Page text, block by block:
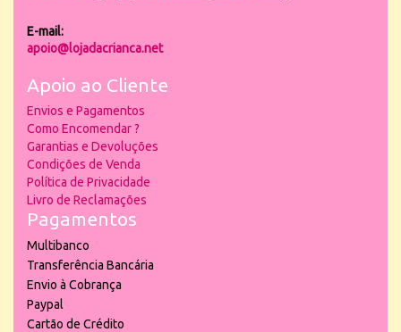
E-mail:
apoio@lojadacrianca.net
Apoio ao Cliente
Envios e Pagamentos
Como Encomendar ?
Garantias e Devoluções
Condições de Venda
Política de Privacidade
Livro de Reclamações
Pagamentos
Multibanco
Transferência Bancária
Envio à Cobrança
Paypal
Cartão de Crédito